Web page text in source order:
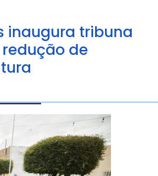
inaugura tribuna
de